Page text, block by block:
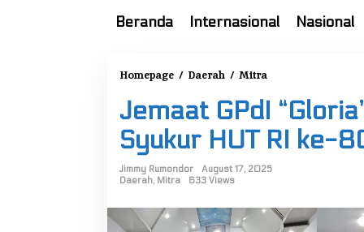
Beranda Internasional Nasional
Homepage / Daerah / Mitra
a
a
t
P
Jemaat GPdI
Syukur HUT RI ke-
Jimmy Rumondor
August 17, 2025
Daerah, Mitra 633 Views